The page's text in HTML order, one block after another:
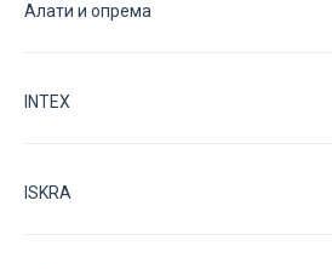
Aлати и опрема
INTEX
ISKRA